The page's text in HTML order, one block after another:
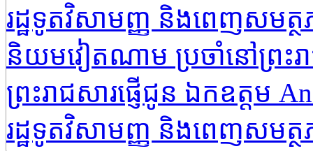
រដ្ឋទូតវិសាមញ្ញ និងពេញសមត្ថ
និយមវៀតណាម ប្រចាំនៅព្រះរ
ព្រះរាជសារផ្ញើជូន ឯកឧត្តម
រដ្ឋទូតវិសាមញ្ញ និងពេញសមត្